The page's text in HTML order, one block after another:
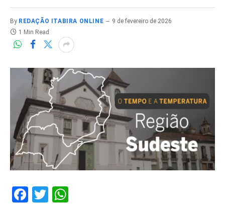
By REDAÇÃO ITABIRA ONLINE
9 de fevereiro de 2026
1 Min Read
Facebook
Twitter